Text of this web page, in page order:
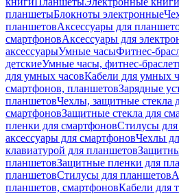
планшетыБлокноты электронные
планшетовАксессуары для
смартфоновАксессуары для
аксессуарыУмные часыФитнес-
детскиеУмные часы, фитнес-
для умных часовКабели для умных
смартфонов, планшетовЗарядные
планшетовЧехлы, защитные стекла
смартфоновЗащитные стекла для
пленки для смартфоновСтилусы
аксессуары для смартфоновЧехлы
клавиатурой для планшетов
планшетовЗащитные пленки для
планшетовСтилусы для планшетов
планшетов, смартфоновКабели для